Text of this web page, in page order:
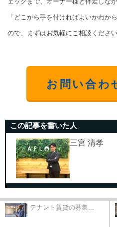
「どこから手を付ければよいかわか
ので、まずはお気軽にご相談ください
お問い合わ
この記事を書いた人
三宮 清孝
テナント賃貸の募集...